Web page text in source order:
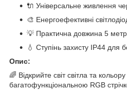
🔌 Універсальне живлення
🎨 Енергоефективні
💡 Практична довжина 5
💧 Ступінь захисту IP44 для
Опис:
🌈 Відкрийте світ світла та
багатофункціональною RGB